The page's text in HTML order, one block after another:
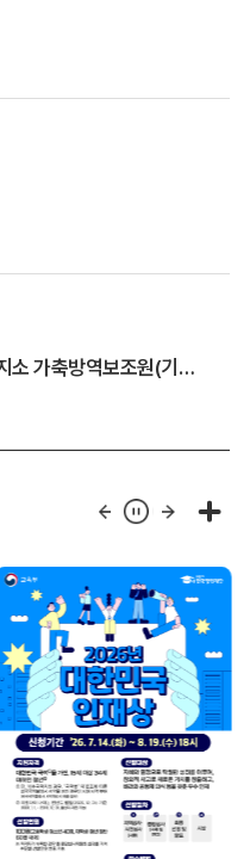
경상북도 동물위생시험소 북부지소 가축방역보조원(기간제 근로자) 채용 알림